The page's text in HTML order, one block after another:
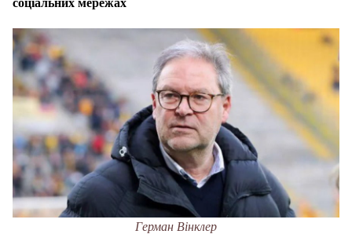
соціальних мережах
Герман Вінклер